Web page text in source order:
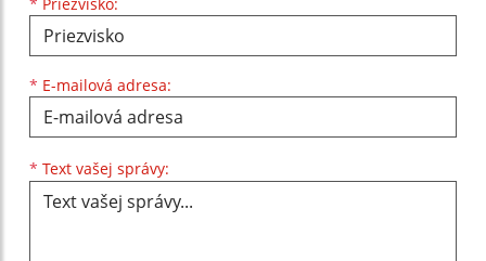
* E-mailová adresa:
* Text vašej správy: